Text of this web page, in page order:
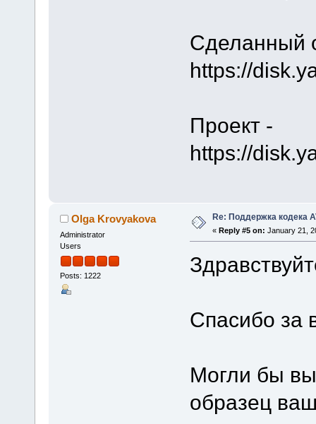
Сделанный
https://
Проект -
https://
Olga Krovyakova
Administrator
Users
Posts: 1222
Re: Поддержка кодека
« Reply #5 on: January 21,
Спасибо за
Могли бы
образец